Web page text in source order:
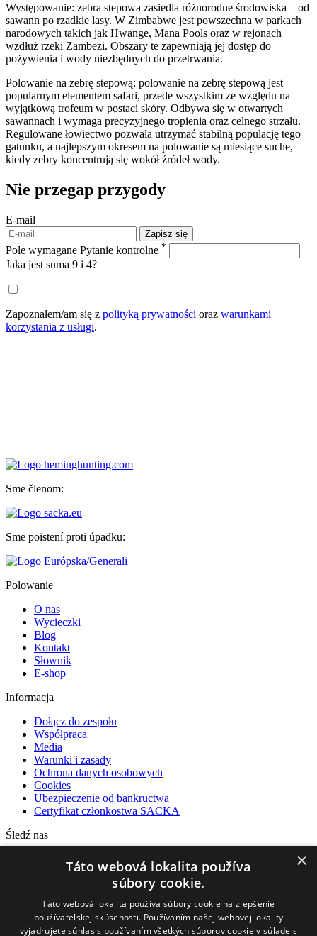
Występowanie: zebra stepowa zasiedla różnorodne środowiska – od
sawann po rzadkie lasy. W Zimbabwe jest powszechna w parkach
narodowych takich jak Hwange, Mana Pools oraz w rejonach
wzdłuż rzeki Zambezi. Obszary te zapewniają jej dostęp do
pożywienia i wody niezbędnych do przetrwania.
Polowanie na zebrę stepową: polowanie na zebrę stepową jest
popularnym elementem safari, przede wszystkim ze względu na
wyjątkową trofeum w postaci skóry. Odbywa się w otwartych
sawannach i wymaga precyzyjnego tropienia oraz celnego strzału.
Regulowane łowiectwo pozwala utrzymać stabilną populację tego
gatunku, a najlepszym okresem na polowanie są miesiące suche,
kiedy zebry koncentrują się wokół źródeł wody.
Nie przegap przygody
E-mail
Zapisz się
Pole wymagane Pytanie kontrolne *
Jaka jest suma 9 i 4?
Zapoznałem/am się z polityką prywatności oraz warunkami
korzystania z usługi.
Sme členom:
Sme poistení proti úpadku:
Polowanie
O nas
Wycieczki
Blog
Kontakt
Słownik
E-shop
Informacja
Dołącz do zespołu
Współpraca
Media
Warunki i zasady
Ochrona danych osobowych
Cookies
Ubezpieczenie od bankructwa
Certyfikat członkostwa SACKA
Śledź nas
Facebook
Instagram
Nasi partnerzy
×
Táto webová lokalita používa
súbory cookie.
Táto webová lokalita používa súbory cookie na zlepšenie
používateľskej skúsenosti. Používaním našej webovej lokality
vyjadrujete súhlas s používaním všetkých súborov cookie v súlade s